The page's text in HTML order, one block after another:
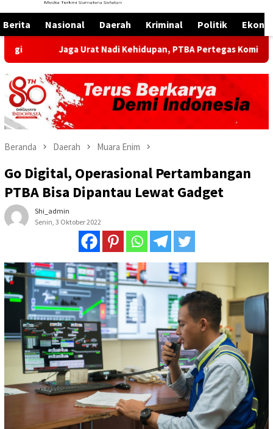
Mobile
Berita Nasional Daerah Kriminal Politik
Urat Nadi Kehidupan, PTBA Pertegas Komitmen Kelestarian
Beranda Daerah Muara Enim
Go Digital, Operasional Pertambangan
PTBA Bisa Dipantau Lewat Gadget
Shi_admin
Senin, 3 Oktober 2022